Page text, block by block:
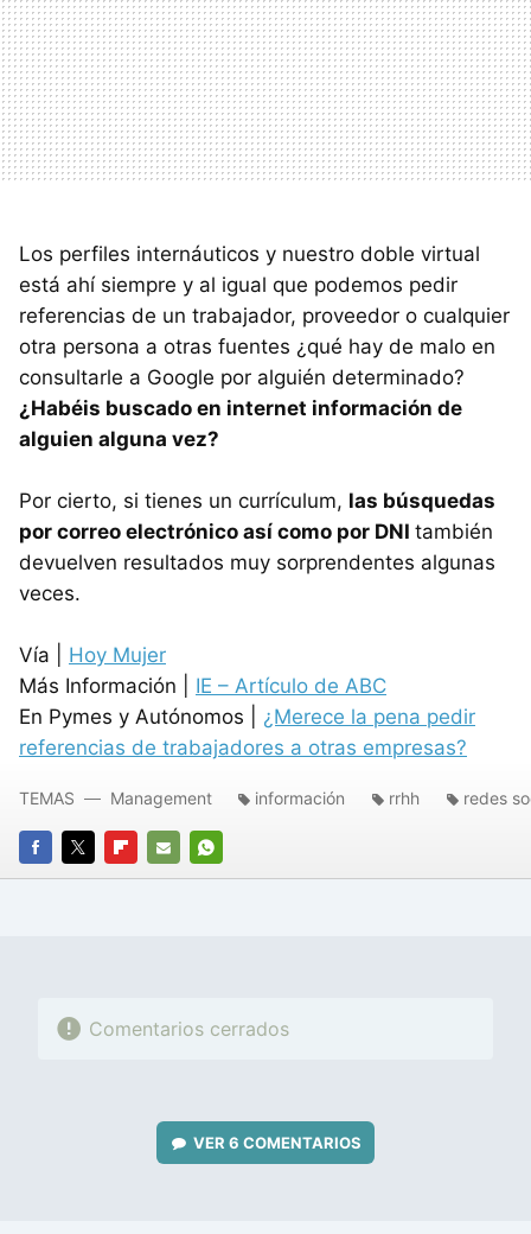
Los perfiles internáuticos y nuestro doble virtual
está ahí siempre y al igual que podemos pedir
referencias de un trabajador, proveedor o cualquier
otra persona a otras fuentes ¿qué hay de malo en
consultarle a Google por alguién determinado?
¿Habéis buscado en internet información de
alguien alguna vez?
Por cierto, si tienes un currículum, las búsquedas
por correo electrónico así como por DNI también
devuelven resultados muy sorprendentes algunas
veces.
Vía | Hoy Mujer
Más Información | IE – Artículo de ABC
En Pymes y Autónomos | ¿Merece la pena pedir
referencias de trabajadores a otras empresas?
FACEBOOK
TWITTERFLIPBOARD
E-
WHATSAPP
TEMAS Management información rrhh redes
Comentarios cerrados
VER 6 COMENTARIOS